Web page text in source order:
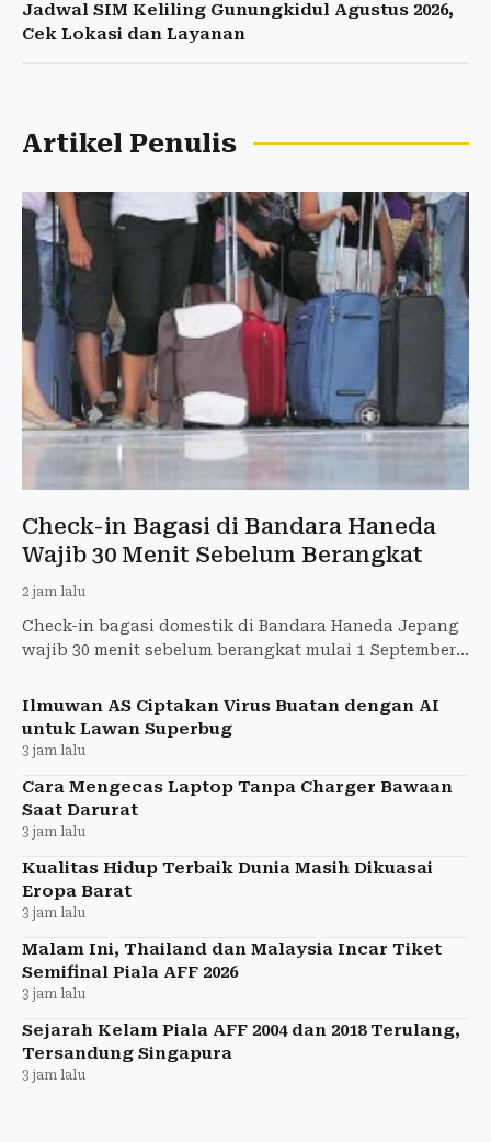
Jadwal SIM Keliling Gunungkidul Agustus 2026,
Cek Lokasi dan Layanan
Artikel Penulis
Check-in Bagasi di Bandara Haneda
Wajib 30 Menit Sebelum Berangkat
2 jam lalu
Check-in bagasi domestik di Bandara Haneda Jepang
wajib 30 menit sebelum berangkat mulai 1 September
Ilmuwan AS Ciptakan Virus Buatan dengan AI
untuk Lawan Superbug
3 jam lalu
Cara Mengecas Laptop Tanpa Charger Bawaan
Saat Darurat
3 jam lalu
Kualitas Hidup Terbaik Dunia Masih Dikuasai
Eropa Barat
3 jam lalu
Malam Ini, Thailand dan Malaysia Incar Tiket
Semifinal Piala AFF 2026
3 jam lalu
Sejarah Kelam Piala AFF 2004 dan 2018 Terulang,
Tersandung Singapura
3 jam lalu